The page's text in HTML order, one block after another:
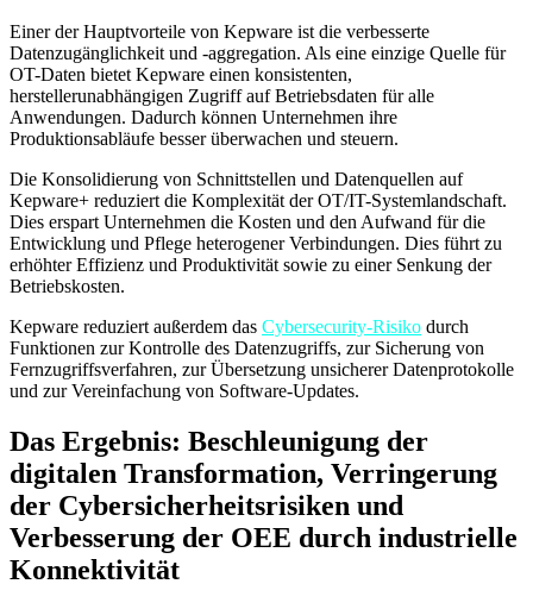
Einer der Hauptvorteile von Kepware ist die verbesserte
Datenzugänglichkeit und -aggregation. Als eine einzige Quelle für
OT-Daten bietet Kepware einen konsistenten,
herstellerunabhängigen Zugriff auf Betriebsdaten für alle
Anwendungen. Dadurch können Unternehmen ihre
Produktionsabläufe besser überwachen und steuern.
Die Konsolidierung von Schnittstellen und Datenquellen auf
Kepware+ reduziert die Komplexität der OT/IT-Systemlandschaft.
Dies erspart Unternehmen die Kosten und den Aufwand für die
Entwicklung und Pflege heterogener Verbindungen. Dies führt zu
erhöhter Effizienz und Produktivität sowie zu einer Senkung der
Betriebskosten.
Kepware reduziert außerdem das Cybersecurity-Risiko durch
Funktionen zur Kontrolle des Datenzugriffs, zur Sicherung von
Fernzugriffsverfahren, zur Übersetzung unsicherer Datenprotokolle
und zur Vereinfachung von Software-Updates.
Das Ergebnis: Beschleunigung der
digitalen Transformation, Verringerung
der Cybersicherheitsrisiken und
Verbesserung der OEE durch industrielle
Konnektivität